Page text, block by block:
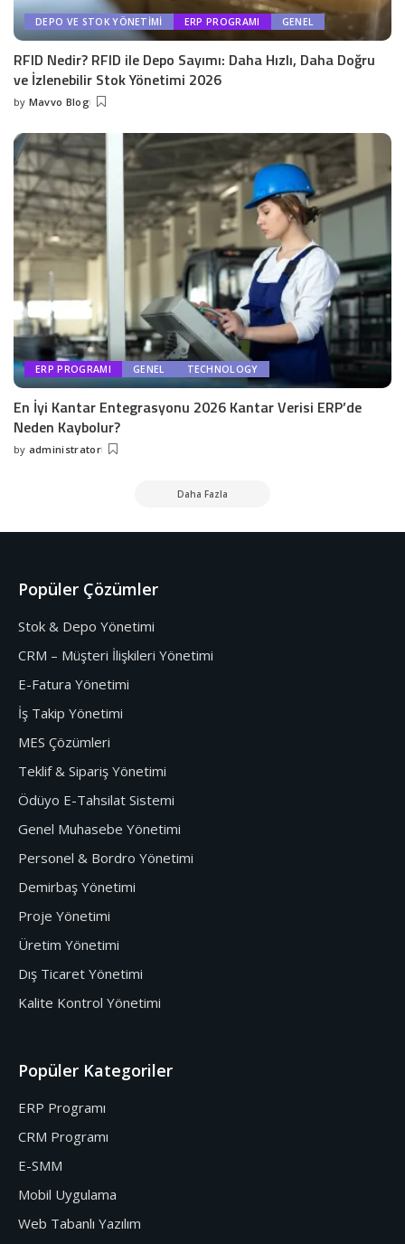
DEPO VE STOK YÖNETIMI ERP PROGRAMI GENEL
RFID Nedir? RFID ile Depo Sayımı: Daha Hızlı, Daha Doğru
ve İzlenebilir Stok Yönetimi 2026
by Mavvo Blog
ERP PROGRAMI GENEL TECHNOLOGY
En İyi Kantar Entegrasyonu 2026 Kantar Verisi ERP’de
Neden Kaybolur?
by administrator
Daha Fazla
Popüler Çözümler
Stok & Depo Yönetimi
CRM – Müşteri İlişkileri Yönetimi
E-Fatura Yönetimi
İş Takip Yönetimi
MES Çözümleri
Teklif & Sipariş Yönetimi
Ödüyo E-Tahsilat Sistemi
Genel Muhasebe Yönetimi
Personel & Bordro Yönetimi
Demirbaş Yönetimi
Proje Yönetimi
Üretim Yönetimi
Dış Ticaret Yönetimi
Kalite Kontrol Yönetimi
Popüler Kategoriler
ERP Programı
CRM Programı
E-SMM
Mobil Uygulama
Web Tabanlı Yazılım